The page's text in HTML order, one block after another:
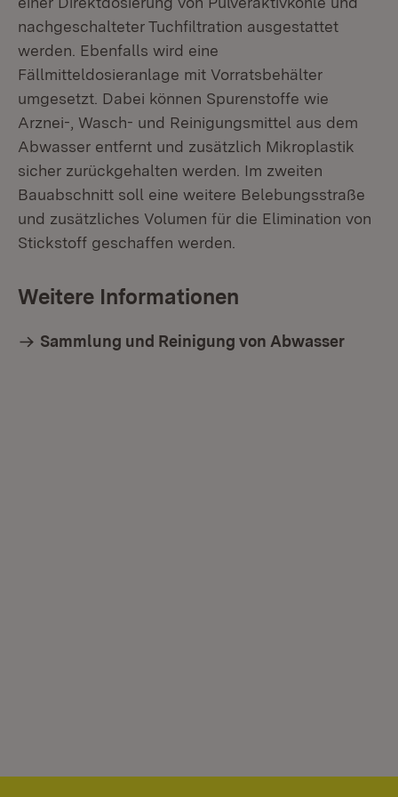
nach­geschalteter Tuchfiltration ausgestattet
werden. Ebenfalls wird eine
Fällmitteldosieranlage mit Vorratsbehälter
umgesetzt. Dabei können Spurenstoffe wie
Arznei-, Wasch- und Reinigungsmittel aus dem
Abwasser entfernt und zusätzlich Mikroplastik
sicher zurückgehalten werden. Im zweiten
Bauabschnitt soll eine weitere Belebungsstraße
und zusätzliches Volumen für die Elimination von
Stickstoff geschaffen werden.
Weitere Informationen
Sammlung und Reinigung von Abwasser